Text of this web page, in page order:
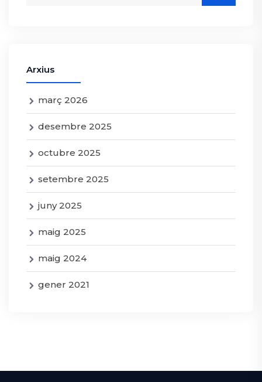
Arxius
març 2026
desembre 2025
octubre 2025
setembre 2025
juny 2025
maig 2025
maig 2024
gener 2021